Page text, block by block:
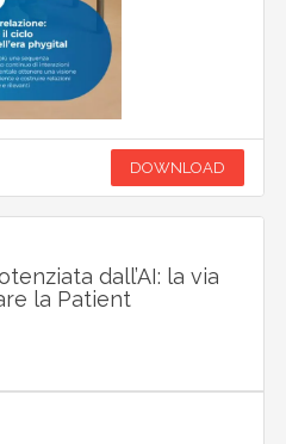
DOWNLOAD
dall’AI: la via
la Patient